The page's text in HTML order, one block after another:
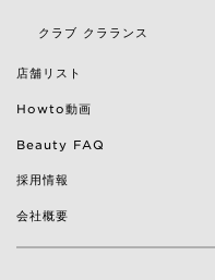
クラブ クラランス
店舗リスト
Howto動画
Beauty FAQ
採用情報
会社概要